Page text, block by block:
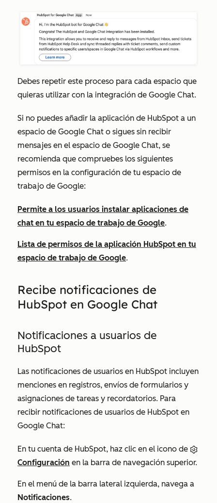
Debes repetir este proceso para cada espacio que
quieras utilizar con la integración de Google Chat.
Si no puedes añadir la aplicación de HubSpot a un
espacio de Google Chat o sigues sin recibir
mensajes en el espacio de Google Chat, se
recomienda que compruebes los siguientes
permisos en la configuración de tu espacio de
trabajo de Google:
Permite a los usuarios instalar aplicaciones de
chat en tu espacio de trabajo de Google.
Lista de permisos de la aplicación HubSpot en tu
espacio de trabajo de Google.
Recibe notificaciones de
HubSpot en Google Chat
Notificaciones a usuarios de
HubSpot
Las notificaciones de usuarios en HubSpot incluyen
menciones en registros, envíos de formularios y
asignaciones de tareas y recordatorios. Para
recibir notificaciones de usuarios de HubSpot en
Google Chat:
En tu cuenta de HubSpot, haz clic en el icono de
Configuración en la barra de navegación superior.
En el menú de la barra lateral izquierda, navega a
Notificaciones.